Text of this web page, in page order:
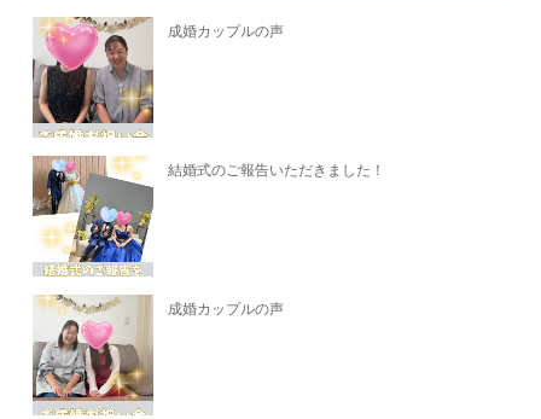
成婚カップルの声
結婚式のご報告いただきました！
成婚カップルの声